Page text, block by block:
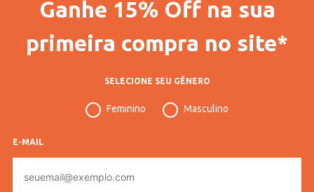
Gênero Feminino
Manga Longa
Cotton
Rosa
Personagens
Ganhe 15% Off na sua
primeira compra no site*
SELECIONE SEU GÊNERO
Feminino Masculino
E-MAIL
mail